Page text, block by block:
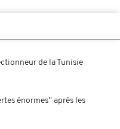
de la Tunisie
énormes'' après les